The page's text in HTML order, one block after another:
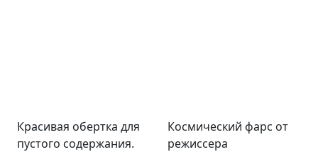
Красивая обертка для
пустого содержания.
Космический фарс от
режиссера